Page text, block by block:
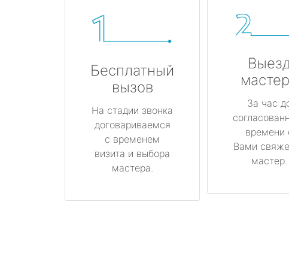
Бесплатный
вызов
На стадии звонка
договариваемся
с временем
визита и выбора
мастера.
За час
времени
Вами
мастер.